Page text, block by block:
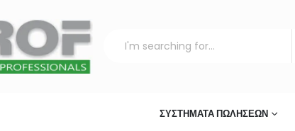
ΣΥΣΤΉΜΑΤΑ ΠΩΛΉΣΕΩΝ